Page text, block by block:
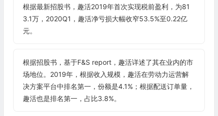
根据最新招股书，趣活2019年首次实现税前盈利，为81
3.1万，2020Q1，趣活净亏损大幅收窄53.5%至0.22亿
元。
根据招股书，基于F&S report，趣活详述了其在业内的市
场地位。2019年，根据收入规模，趣活在劳动力运营解
决方案平台中排名第一，份额是4.1%；根据配送订单量，
趣活也是排名第一，占比3.8%。